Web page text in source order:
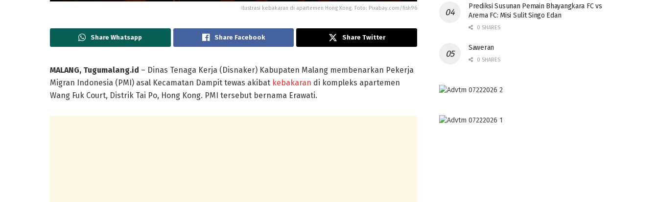
Ilustrasi kebakaran di apartemen Hong Kong. Foto: Pixabay.com/fish96
Share Whatsapp Share Facebook Share Twitter
MALANG, Tugumalang.id – Dinas Tenaga Kerja (Disnaker) Kabupaten Malang membenarkan Pekerja
Migran Indonesia (PMI) asal Kecamatan Dampit tewas akibat kebakaran di kompleks apartemen
Wang Fuk Court, Distrik Tai Po, Hong Kong. PMI tersebut bernama Erawati.
Prediksi Susunan Pemain Bhayangkara FC vs
Arema FC: Misi Sulit Singo Edan
0 SHARES
Saweran
0 SHARES